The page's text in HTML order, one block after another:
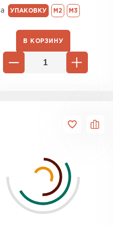
УПАКОВКУ М2 М3
В КОРЗИНУ
ПЕРЕЙТИ
Утеплитель Basfiber
ПЕРЕЙТИ
Рулонная кровля Брит